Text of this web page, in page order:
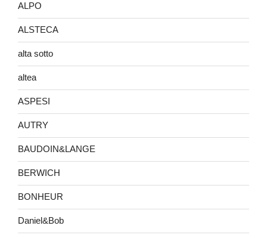
ALPO
ALSTECA
alta sotto
altea
ASPESI
AUTRY
BAUDOIN&LANGE
BERWICH
BONHEUR
Daniel&Bob